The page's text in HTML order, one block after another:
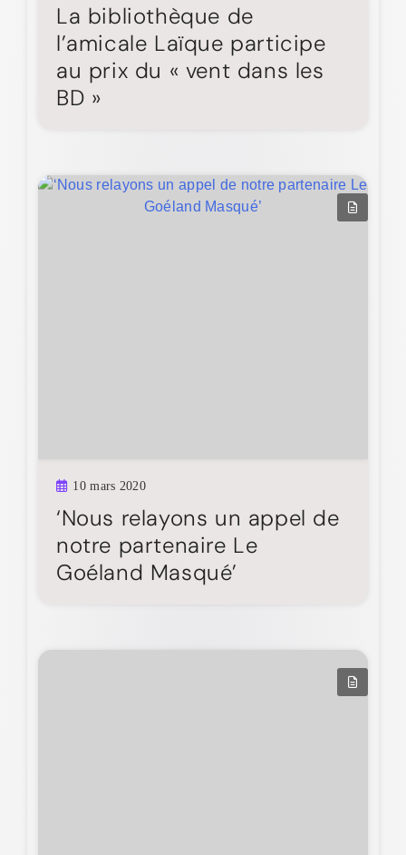
La bibliothèque de
l’amicale Laïque participe
au prix du « vent dans les
BD »
10 mars 2020
‘Nous relayons un appel de
notre partenaire Le
Goéland Masqué’